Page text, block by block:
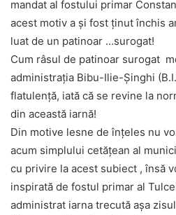
mandat al fostului primar
acest motiv a și fost ținut închis
luat de un patinoar …surogat!
Cum râsul de patinoar surogat
administrația Bibu-Ilie-Șinghi
flatulență, iată că se revine la
din această iarnă!
Din motive lesne de înțeles nu
acum simplului cetățean al
cu privire la acest subiect , însă
inspirată de fostul primar al
administrat iarna trecută așa